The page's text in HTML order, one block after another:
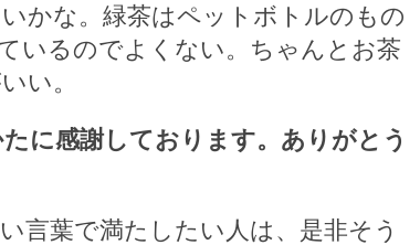
かな。緑茶はペットボトルのもの
いるのでよくない。ちゃんとお茶
い。
に感謝しております。ありがとう
言葉で満たしたい人は、是非そう